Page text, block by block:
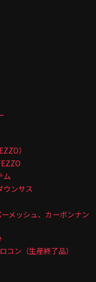
）
ム
ウンサス
メッシュ、カーボンナン
コン（生産終了品）